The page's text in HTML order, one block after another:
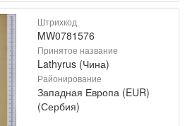
Штрихкод
MW0781576
Принятое название
Lathyrus (Чина)
Районирование
Западная Европа (EUR)
(Сербия)